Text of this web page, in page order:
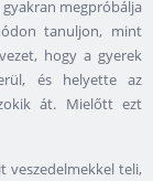
megpróbálja
tanuljon, mint
hogy a gyerek
és helyette az
át. Mielőtt ezt
veszedelmekkel teli,